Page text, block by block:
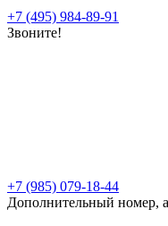
+7 (495) 984-89-91
Звоните!
+7 (985) 079-18-44
Дополнительный номер,